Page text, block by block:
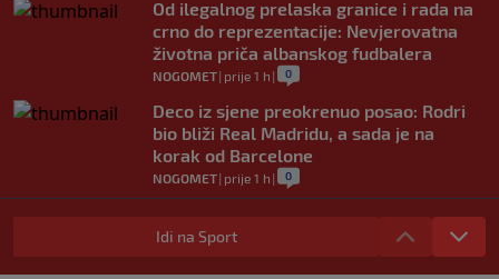
Od ilegalnog prelaska granice i rada na
crno do reprezentacije: Nevjerovatna
životna priča albanskog fudbalera
NOGOMET| prije 1 h | 0
Deco iz sjene preokrenuo posao: Rodri
bio bliži Real Madridu, a sada je na
korak od Barcelone
NOGOMET| prije 1 h | 0
River Plate napravio veliki posao:
Reprezentativac Argentine stigao iz
Idi na Sport